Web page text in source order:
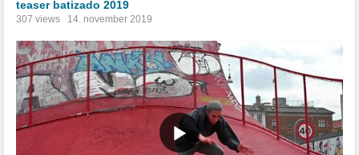
teaser batizado 2019
307 views 14. november 2019